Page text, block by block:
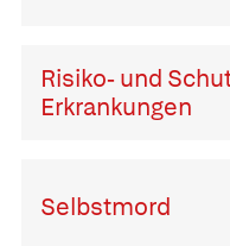
Risiko- und
Erkrankungen
Selbstmord